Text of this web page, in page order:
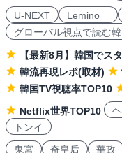
U-NEXT
Lemino
グローバル視点で読む
【最新8月】韓国でス
韓流再現レポ(取材)
韓国TV視聴率TOP10
Netflix世界TOP10
トンイ
鬼宮
奇皇后 華政